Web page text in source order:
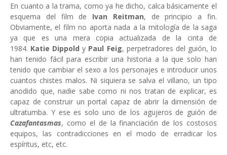
En cuanto a la trama, como ya he dicho, calca básicamente el
esquema del film de Ivan Reitman, de principio a fin.
Obviamente, el film no aporta nada a la mitología de la saga
ya que es una mera copia actualizada de la cinta de
1984. Katie Dippold y Paul Feig, perpetradores del guión, lo
han tenido fácil para escribir una historia a la que solo han
tenido que cambiar el sexo a los personajes e introducir unos
cuantos chistes malos. Ni siquiera se salva el villano, un tipo
anodido que, nadie sabe como ni nos tratan de explicar, es
capaz de construir un portal capaz de abrir la dimensión de
ultratumba. Y ese es solo uno de los agujeros de guión de
Cazafantasmas, como el de la financiación de los costosos
equipos, las contradicciones en el modo de erradicar los
espíritus, etc, etc.